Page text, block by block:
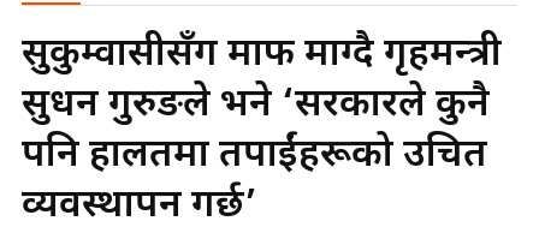
सुकुम्वासीसँग माफी माग्दै गृहमन्त्री
सुधन गुरुङले भने ‘सरकारले कुनै
पनि हालतमा तपाईंहरूको उचित
व्यवस्थापन गर्छ’